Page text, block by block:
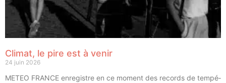
Climat, le pire est à venir
24 juin 2026
METEO FRANCE enre­gistre en ce moment des records de tem­pé­